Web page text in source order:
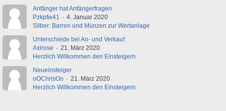
Anfänger hat Anfängerfragen
Pzkpfw41
4. Januar 2020
Silber: Barren und Münzen zur Wertanlage
Unterschiede bei An- und Verkauf
Axlrose
21. März 2020
Herzlich Willkommen den Einsteigern
Neueinsteiger
oOChrisOo
21. März 2020
Herzlich Willkommen den Einsteigern